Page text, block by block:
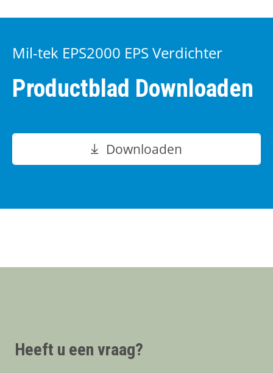
Mil-tek EPS2000 EPS Verdichter
Productblad Downloaden
Downloaden
Heeft u een vraag?